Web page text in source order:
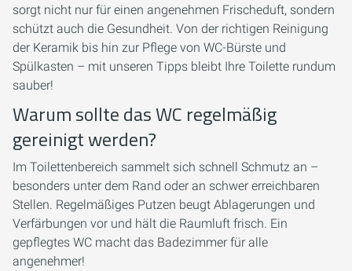
sorgt nicht nur für einen angenehmen Frischeduft, sondern
schützt auch die Gesundheit. Von der richtigen Reinigung
der Keramik bis hin zur Pflege von WC-Bürste und
Spülkasten – mit unseren Tipps bleibt Ihre Toilette rundum
sauber!
Warum sollte das WC regelmäßig
gereinigt werden?
Im Toilettenbereich sammelt sich schnell Schmutz an –
besonders unter dem Rand oder an schwer erreichbaren
Stellen. Regelmäßiges Putzen beugt Ablagerungen und
Verfärbungen vor und hält die Raumluft frisch. Ein
gepflegtes WC macht das Badezimmer für alle
angenehmer!